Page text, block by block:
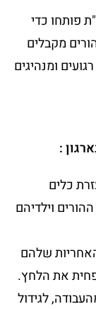
פותחו כדי
מקבלים
ומנהיגים
:
כלים
וילדיהם
האחריות שלהם
את הלחץ.
לגידול